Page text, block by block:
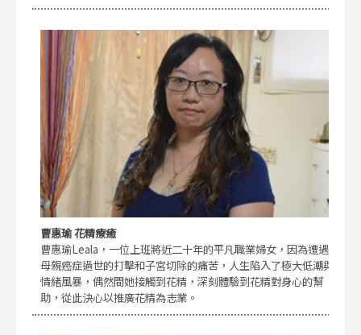
曹惠瑜 花精療癒
曹惠瑜Leala，一位上班將近二十年的平凡職業婦女，因為遭遇
母親癌症過世的打擊和子宮切除的痛苦，人生陷入了極大低潮與
情緒風暴，偶然間她接觸到花精，深刻體驗到花精對身心的幫
助，從此決心以推廣花精為志業。